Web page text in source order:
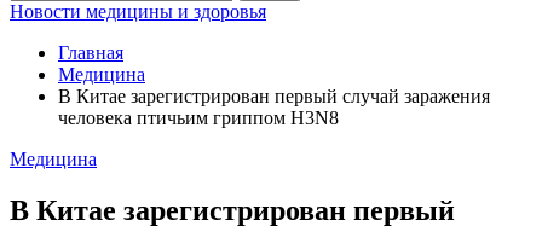
Новости медицины и здоровья
Главная
Медицина
В Китае зарегистрирован первый случай заражения
человека птичьим гриппом H3N8
Медицина
В Китае зарегистрирован первый